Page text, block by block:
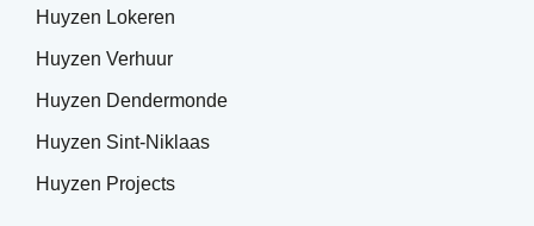
Huyzen Lokeren
Huyzen Verhuur
Huyzen Dendermonde
Huyzen Sint-Niklaas
Huyzen Projects